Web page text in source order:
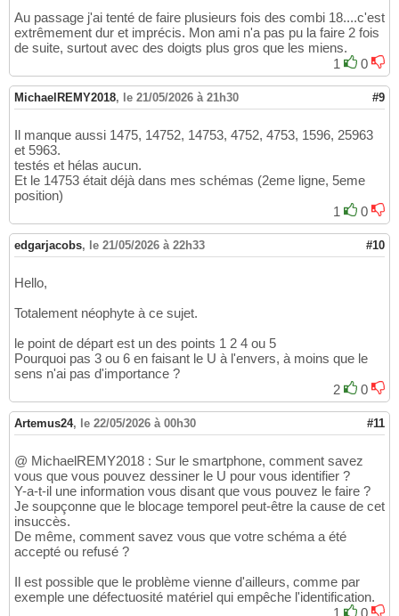
Au passage j'ai tenté de faire plusieurs fois des combi 18....c'est
extrêmement dur et imprécis. Mon ami n'a pas pu la faire 2 fois
de suite, surtout avec des doigts plus gros que les miens.
1
0
MichaelREMY2018, le 21/05/2026 à 21h30 #9
Il manque aussi 1475, 14752, 14753, 4752, 4753, 1596, 25963
et 5963.
testés et hélas aucun.
Et le 14753 était déjà dans mes schémas (2eme ligne, 5eme
position)
1
0
edgarjacobs, le 21/05/2026 à 22h33 #10
Hello,
Totalement néophyte à ce sujet.
le point de départ est un des points 1 2 4 ou 5
Pourquoi pas 3 ou 6 en faisant le U à l'envers, à moins que le
sens n'ai pas d'importance ?
2
0
Artemus24, le 22/05/2026 à 00h30 #11
@ MichaelREMY2018 : Sur le smartphone, comment savez
vous que vous pouvez dessiner le U pour vous identifier ?
Y-a-t-il une information vous disant que vous pouvez le faire ?
Je soupçonne que le blocage temporel peut-être la cause de cet
insuccès.
De même, comment savez vous que votre schéma a été
accepté ou refusé ?
Il est possible que le problème vienne d'ailleurs, comme par
exemple une défectuosité matériel qui empêche l'identification.